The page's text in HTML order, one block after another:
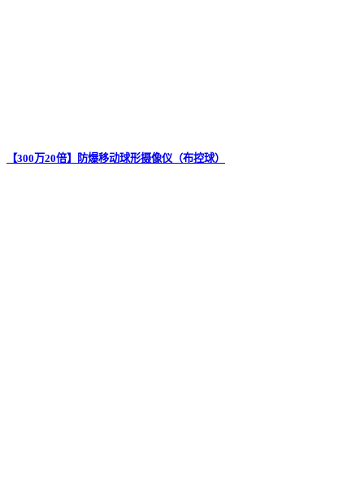
【300万20倍】防爆移动球形摄像仪（布控球）